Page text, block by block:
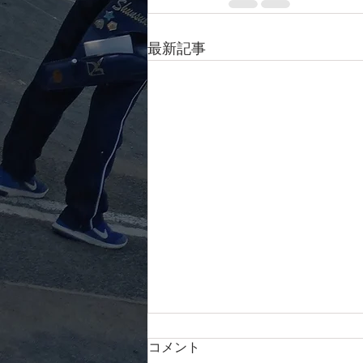
最新記事
第34回全日本室内アーチェリ
コメント